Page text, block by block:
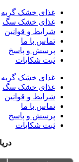
غذای خشک گربه
غذای خشک سگ
شرایط و قوانین
تماس با ما
پرسش و پاسخ
ثبت شکایات
غذای خشک گربه
غذای خشک سگ
شرایط و قوانین
تماس با ما
پرسش و پاسخ
ثبت شکایات